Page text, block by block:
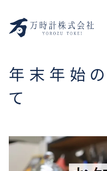
TOP » 年末年始の休
年末年始
て